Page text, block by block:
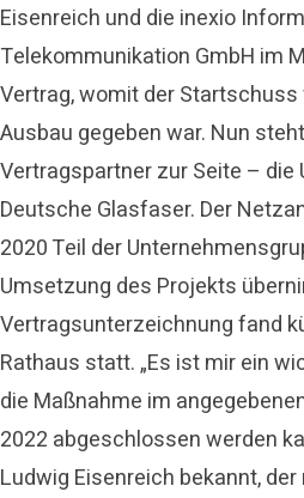
Eisenreich und die inexio
Telekommunikation GmbH im
Vertrag, womit der
Ausbau gegeben war. Nun
Vertragspartner zur Seite – die
Deutsche Glasfaser. Der
2020 Teil der
Umsetzung des Projekts
Vertragsunterzeichnung fand
Rathaus statt. „Es ist mir ein
die Maßnahme im
2022 abgeschlossen werden
Ludwig Eisenreich bekannt,